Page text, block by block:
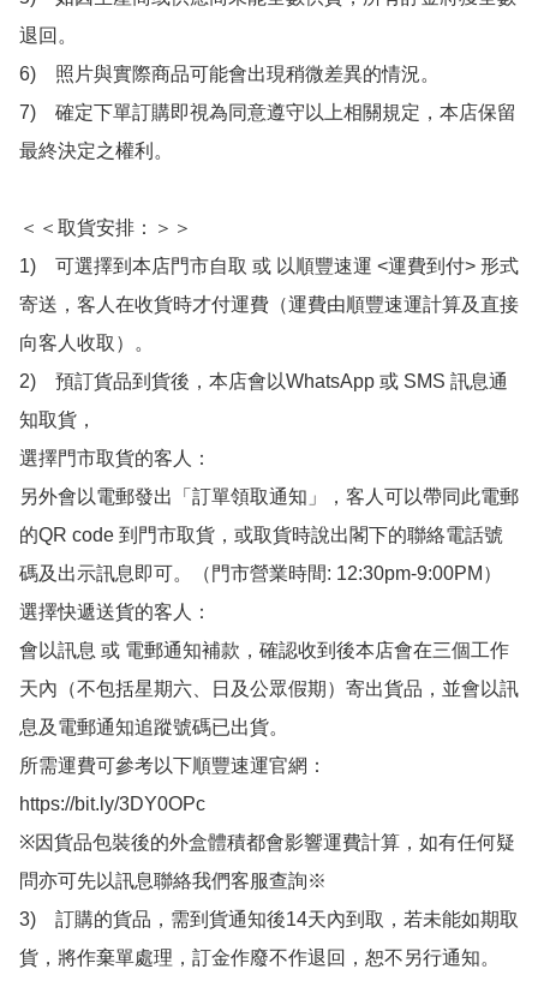
退回。
6)　照片與實際商品可能會出現稍微差異的情況。
7)　確定下單訂購即視為同意遵守以上相關規定，本店保留
最終決定之權利。
＜＜取貨安排：＞＞
1)　可選擇到本店門市自取 或 以順豐速運 <運費到付> 形式
寄送，客人在收貨時才付運費（運費由順豐速運計算及直接
向客人收取）。
2)　預訂貨品到貨後，本店會以WhatsApp 或 SMS 訊息通
知取貨，
選擇門市取貨的客人：
另外會以電郵發出「訂單領取通知」，客人可以帶同此電郵
的QR code 到門市取貨，或取貨時說出閣下的聯絡電話號
碼及出示訊息即可。（門市營業時間: 12:30pm-9:00PM）
選擇快遞送貨的客人：
會以訊息 或 電郵通知補款，確認收到後本店會在三個工作
天內（不包括星期六、日及公眾假期）寄出貨品，並會以訊
息及電郵通知追蹤號碼已出貨。
所需運費可參考以下順豐速運官網：
https://bit.ly/3DY0OPc
※因貨品包裝後的外盒體積都會影響運費計算，如有任何疑
問亦可先以訊息聯絡我們客服查詢※
3)　訂購的貨品，需到貨通知後14天內到取，若未能如期取
貨，將作棄單處理，訂金作廢不作退回，恕不另行通知。